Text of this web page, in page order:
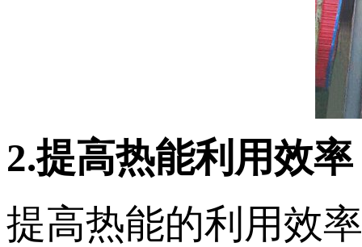
2.提高热能利用效率
提高热能的利用效